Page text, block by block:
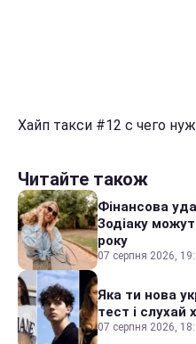
Хайп такси #12 с чего
Читайте також
Фінансова
Зодіаку
року
07 серпня 2026,
Яка ти нова
тест і слухай
07 серпня 2026,